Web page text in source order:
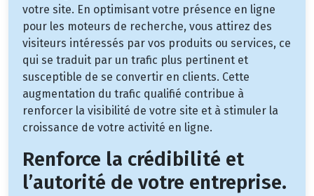
votre site. En optimisant votre présence en ligne
pour les moteurs de recherche, vous attirez des
visiteurs intéressés par vos produits ou services, ce
qui se traduit par un trafic plus pertinent et
susceptible de se convertir en clients. Cette
augmentation du trafic qualifié contribue à
renforcer la visibilité de votre site et à stimuler la
croissance de votre activité en ligne.
Renforce la crédibilité et
l’autorité de votre entreprise.